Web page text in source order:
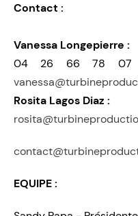
Contact :
Vanessa Longepierre :
04 26 66 78
Rosita Lagos Diaz :
EQUIPE :